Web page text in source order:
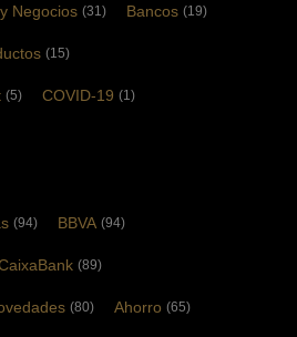
Negocios (31) Bancos (19)
(15)
(5) COVID-19 (1)
(94) BBVA (94)
(89)
(80) Ahorro (65)